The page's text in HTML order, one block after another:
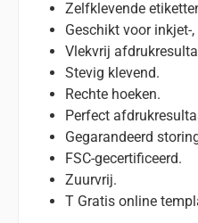
Zelfklevende
Geschikt voor inkjet-
Vlekvrij
Stevig klevend.
Rechte hoeken.
Perfect
Gegarandeerd
FSC-gecertificeerd.
Zuurvrij.
T Gratis online